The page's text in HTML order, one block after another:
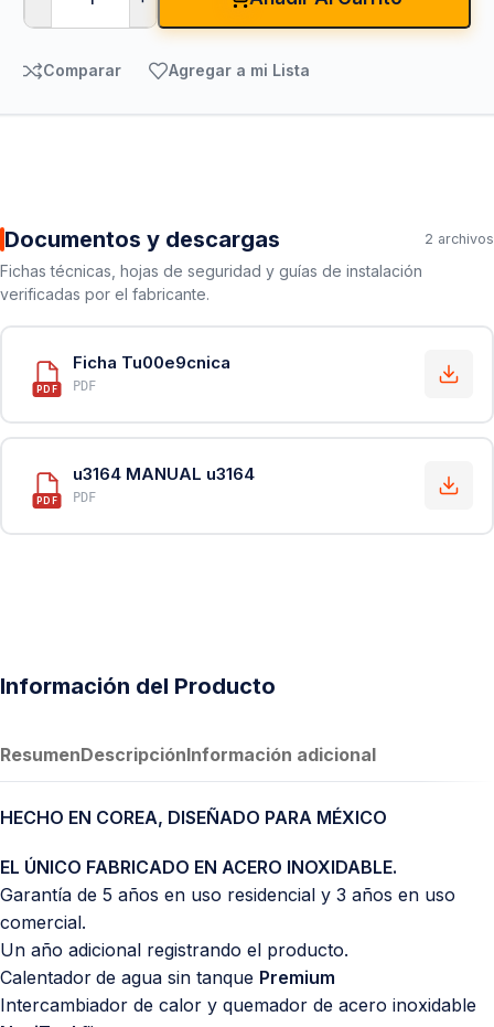
Comparar Agregar a mi Lista
Documentos y descargas 2 archivos
Fichas técnicas, hojas de seguridad y guías de instalación
verificadas por el fabricante.
PDF
Ficha Tu00e9cnica
PDF
PDF
u3164 MANUAL u3164
PDF
Información del Producto
ResumenDescripciónInformación adicional
HECHO EN COREA, DISEÑADO PARA MÉXICO
EL ÚNICO FABRICADO EN ACERO INOXIDABLE.
Garantía de 5 años en uso residencial y 3 años en uso
comercial.
Un año adicional registrando el producto.
Calentador de agua sin tanque Premium
Intercambiador de calor y quemador de acero inoxidable